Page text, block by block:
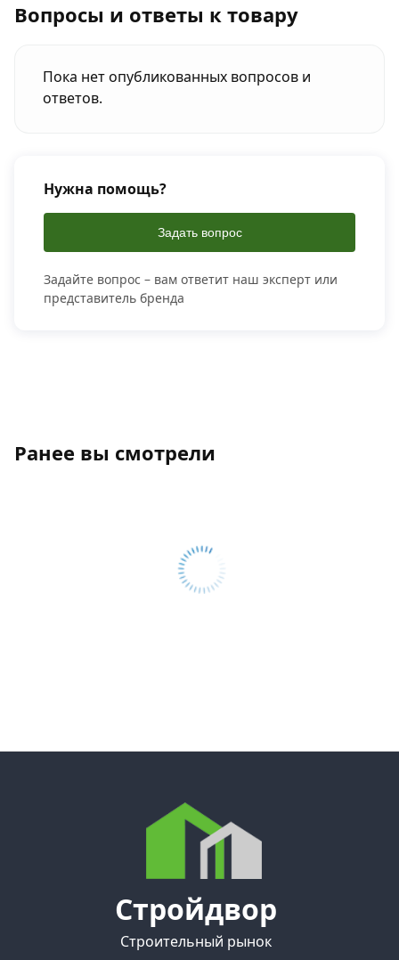
Вопросы и ответы к товару
Пока нет опубликованных вопросов и
ответов.
Нужна помощь?
Задать вопрос
Задайте вопрос – вам ответит наш эксперт или
представитель бренда
Ранее вы смотрели
Стройдвор
Строительный рынок